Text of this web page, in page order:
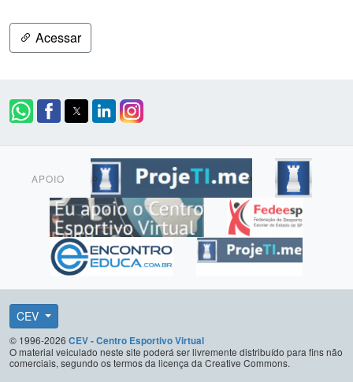
Acessar
APOIO
CEV
© 1996-2026 CEV - Centro Esportivo Virtual
O material veiculado neste site poderá ser livremente distribuído para fins não
comerciais, segundo os termos da licença da Creative Commons.